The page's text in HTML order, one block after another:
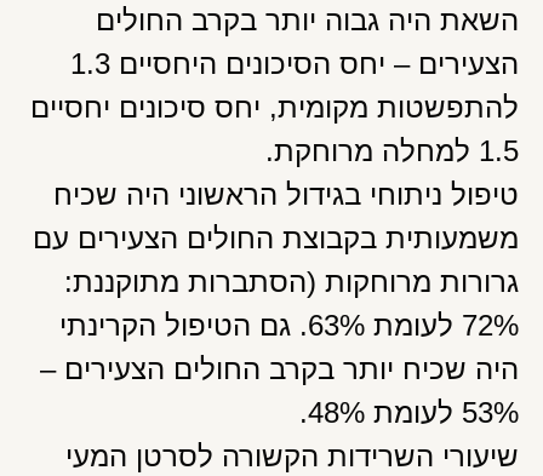
השאת היה גבוה יותר בקרב החולים
הצעירים – יחס הסיכונים היחסיים 1.3
להתפשטות מקומית, יחס סיכונים יחסיים
1.5 למחלה מרוחקת.
טיפול ניתוחי בגידול הראשוני היה שכיח
משמעותית בקבוצת החולים הצעירים עם
גרורות מרוחקות (הסתברות מתוקננת:
72% לעומת 63%. גם הטיפול הקרינתי
היה שכיח יותר בקרב החולים הצעירים –
53% לעומת 48%.
שיעורי השרידות הקשורה לסרטן המעי